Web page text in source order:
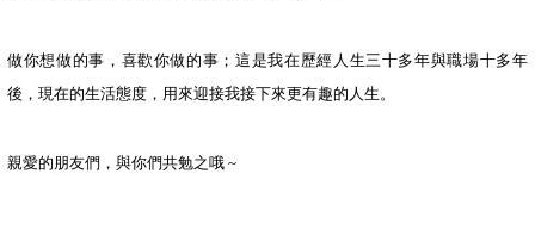
做你想做的事，喜歡你做的事；這是我在歷經人生三十多年與職場十多年
後，現在的生活態度，用來迎接我接下來更有趣的人生。
親愛的朋友們，與你們共勉之哦 ~